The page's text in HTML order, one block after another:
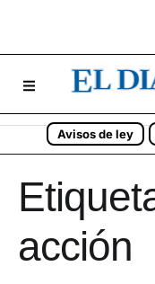
Avisos de ley
acción